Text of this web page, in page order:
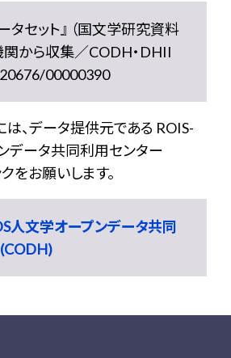
タセット』 （国文学研究資料
から収集／CODH・DHII
00000390
、データ提供元である ROIS-
データ共同利用センター
をお願いします。
人文学オープンデータ共同